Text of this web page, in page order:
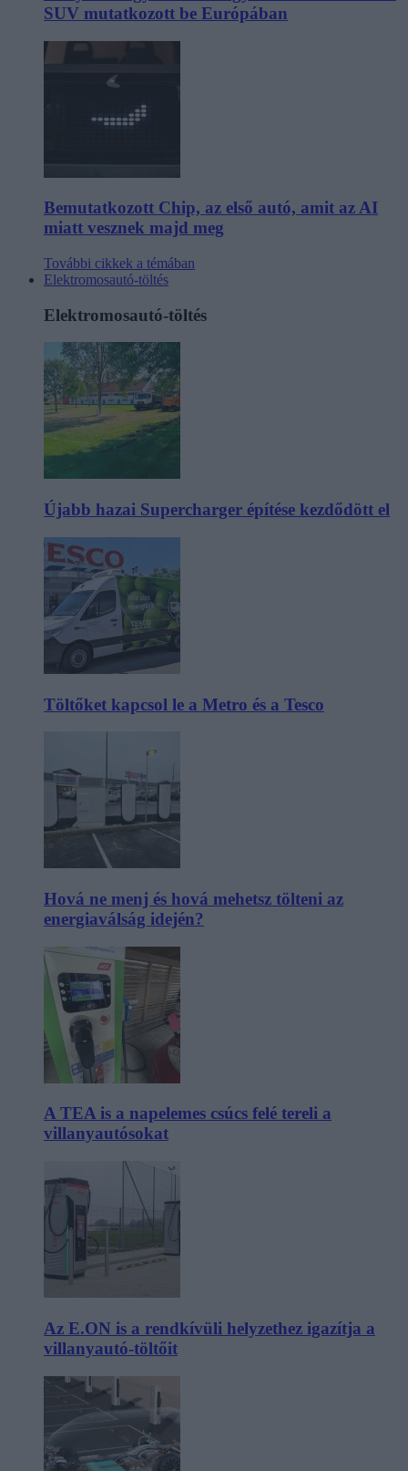
SUV mutatkozott be Európában
Bemutatkozott Chip, az első autó, amit az AI
miatt vesznek majd meg
További cikkek a témában
Elektromosautó-töltés
Elektromosautó-töltés
Újabb hazai Supercharger építése kezdődött el
Töltőket kapcsol le a Metro és a Tesco
Hová ne menj és hová mehetsz tölteni az
energiaválság idején?
A TEA is a napelemes csúcs felé tereli a
villanyautósokat
Az E.ON is a rendkívüli helyzethez igazítja a
villanyautó-töltőit